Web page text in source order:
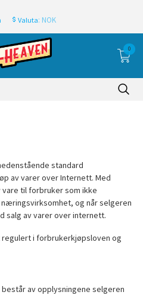
Valuta: NOK
0
standard
av varer over Internett. Med
til forbruker som ikke
og når selgeren
salg av varer over internett.
i forbrukerkjøpsloven og
av opplysningene selgeren